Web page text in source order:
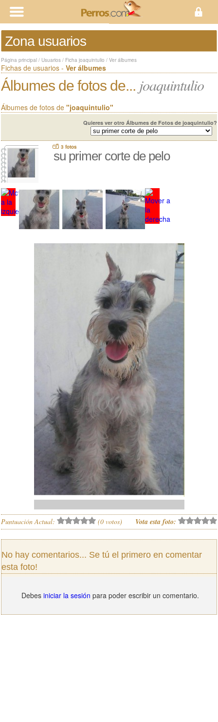
Zona usuarios
Página principal / Usuarios / Ficha joaquintulio / Ver álbumes
Fichas de usuarios - Ver álbumes
Álbumes de fotos de... joaquintulio
Álbumes de fotos de "joaquintulio"
Quieres ver otro Álbumes de Fotos de joaquintulio?
3 fotos
su primer corte de pelo
Puntuación Actual: (0 votos) Vota esta foto:
No hay comentarios... Se tú el primero en comentar
esta foto!
Debes iniciar la sesión para poder escribir un comentario.